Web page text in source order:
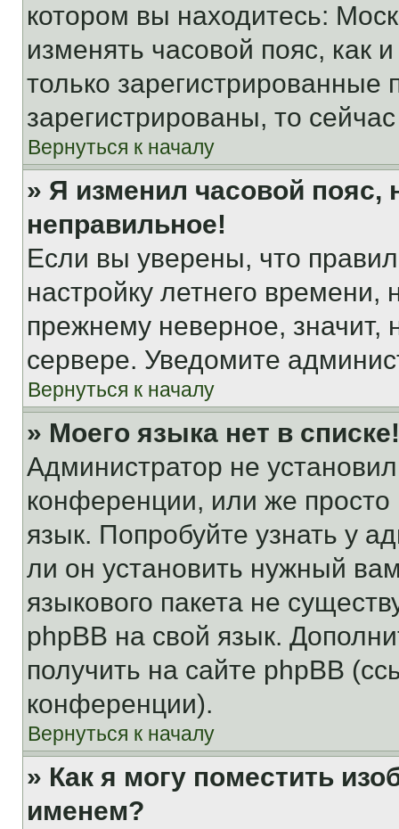
котором вы находитесь:
изменять часовой пояс, как
только
зарегистрированы, то
Вернуться к началу
» Я изменил часовой пояс,
неправильное!
Если вы уверены, что
настройку летнего
прежнему неверное, значит,
сервере. Уведомите
Вернуться к началу
» Моего языка нет в списке!
Администратор не
конференции, или же
язык. Попробуйте узнать у
ли он установить нужный
языкового пакета не
phpBB на свой язык.
получить на сайте phpBB
конференции).
Вернуться к началу
» Как я могу поместить
именем?